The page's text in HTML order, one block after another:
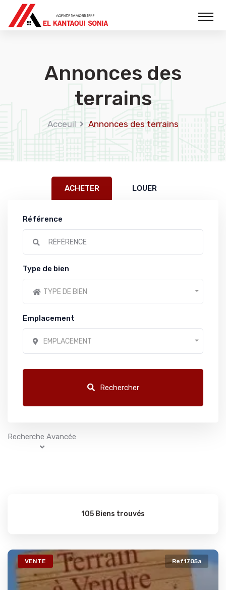
Annonces des
terrains
Acceuil Annonces des terrains
ACHETER LOUER
Référence
Type de bien
TYPE DE BIEN
Emplacement
EMPLACEMENT
Rechercher
Recherche Avancée
105 Biens trouvés
VENTE Ref1705a